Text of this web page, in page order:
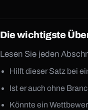
Die wichtigste
Lesen Sie jeden
Hilft dieser Satz bei
Ist er auch ohne
Könnte ein